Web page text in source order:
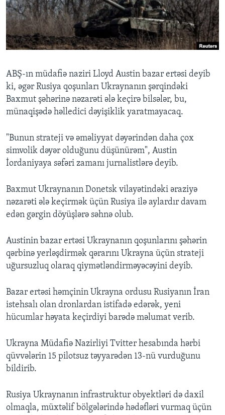
BIZI IZLƏYIN
Dillər
ABŞ-ın müdafiə naziri Lloyd Austin bazar ertəsi deyib
ki, əgər Rusiya qoşunları Ukraynanın şərqindəki
Baxmut şəhərinə nəzarəti ələ keçirə bilsələr, bu,
münaqişədə həlledici dəyişiklik yaratmayacaq.
"Bunun strateji və əməliyyat dəyərindən daha çox
simvolik dəyər olduğunu düşünürəm", Austin
İordaniyaya səfəri zamanı jurnalistlərə deyib.
Baxmut Ukraynanın Donetsk vilayətindəki əraziyə
nəzarəti ələ keçirmək üçün Rusiya ilə aylardır davam
edən gərgin döyüşlərə səhnə olub.
Austinin bazar ertəsi Ukraynanın qoşunlarını şəhərin
qərbinə yerləşdirmək qərarını Ukrayna üçün strateji
uğursuzluq olaraq qiymətləndirməyəcəyini deyib.
Bazar ertəsi həmçinin Ukrayna ordusu Rusiyanın İran
istehsalı olan dronlardan istifadə edərək, yeni
hücumlar həyata keçirdiyi barədə məlumat verib.
Ukrayna Müdafiə Nazirliyi Tvitter hesabında hərbi
qüvvələrin 15 pilotsuz təyyarədən 13-nü vurduğunu
bildirib.
Rusiya Ukraynanın infrastruktur obyektləri də daxil
olmaqla, müxtəlif bölgələrində hədəfləri vurmaq üçün